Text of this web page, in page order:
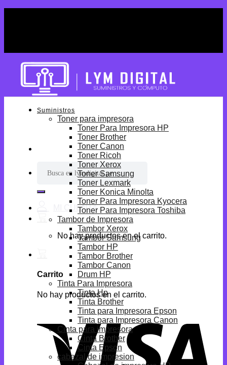
por:
No hay productos en el carrito.
Carrito
No hay productos en el carrito.
Suministros
Toner para impresora
Toner Para Impresora HP
Toner Brother
Toner Canon
Toner Ricoh
Toner Xerox
Toner Samsung
Toner Lexmark
Toner Konica Minolta
Toner Para Impresora Kyocera
Toner Para Impresora Toshiba
Tambor de Impresora
Tambor Xerox
Tambor Samsung
Tambor HP
Tambor Brother
Tambor Canon
Drum HP
Tinta Para Impresora
Tinta Hp
Tinta Brother
Tinta para Impresora Epson
Tinta para Impresora Canon
Cinta para impresora
Cinta Brother
Cinta Epson
cabezal de impresion